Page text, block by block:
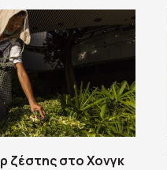
ζέστης στο Χονγκ